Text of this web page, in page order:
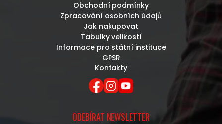
Obchodní podmínky
Zpracování osobních údajů
Jak nakupovat
Tabulky velikostí
Informace pro státní instituce
GPSR
Kontakty
ODEBÍRAT NEWSLETTER